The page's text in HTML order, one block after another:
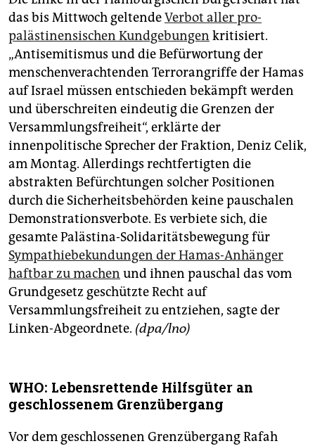
das bis Mittwoch geltendeVerbot aller pro-
palästinensischen Kundgebungen kritisiert.
„Antisemitismus und die Befürwortung der
menschenverachtenden Terrorangriffe der Hamas
auf Israel müssen entschieden bekämpft werden
und überschreiten eindeutig die Grenzen der
Versammlungsfreiheit“, erklärte der
innenpolitische Sprecher der Fraktion, Deniz Celik,
am Montag. Allerdings rechtfertigten die
abstrakten Befürchtungen solcher Positionen
durch die Sicherheitsbehörden keine pauschalen
Demonstrationsverbote. Es verbiete sich, die
gesamte Palästina-Solidaritätsbewegung für
Sympathiebekundungen der Hamas-Anhänger
haftbar zu machen und ihnen pauschal das vom
Grundgesetz geschützte Recht auf
Versammlungsfreiheit zu entziehen, sagte der
Linken-Abgeordnete. (dpa/lno)
WHO: Lebensrettende Hilfsgüter an
geschlossenem Grenzübergang
Vor dem geschlossenen Grenzübergang Rafah